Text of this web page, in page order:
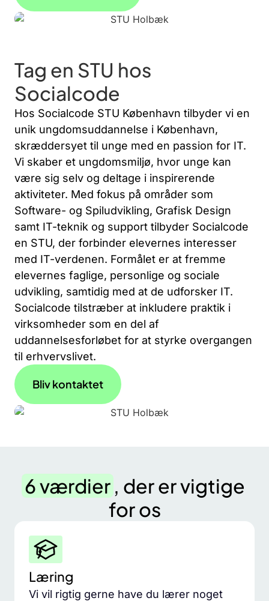
Tag en STU hos
Socialcode
Hos Socialcode STU København tilbyder vi en
unik ungdomsuddannelse i København,
skræddersyet til unge med en passion for IT.
Vi skaber et ungdomsmiljø, hvor unge kan
være sig selv og deltage i inspirerende
aktiviteter. Med fokus på områder som
Software- og Spiludvikling, Grafisk Design
samt IT-teknik og support tilbyder Socialcode
en STU, der forbinder elevernes interesser
med IT-verdenen. Formålet er at fremme
elevernes faglige, personlige og sociale
udvikling, samtidig med at de udforsker IT.
Socialcode tilstræber at inkludere praktik i
virksomheder som en del af
uddannelsesforløbet for at styrke overgangen
til erhvervslivet.
Bliv kontaktet
6 værdier , der er vigtige
for os
Læring
Vi vil rigtig gerne have du lærer noget